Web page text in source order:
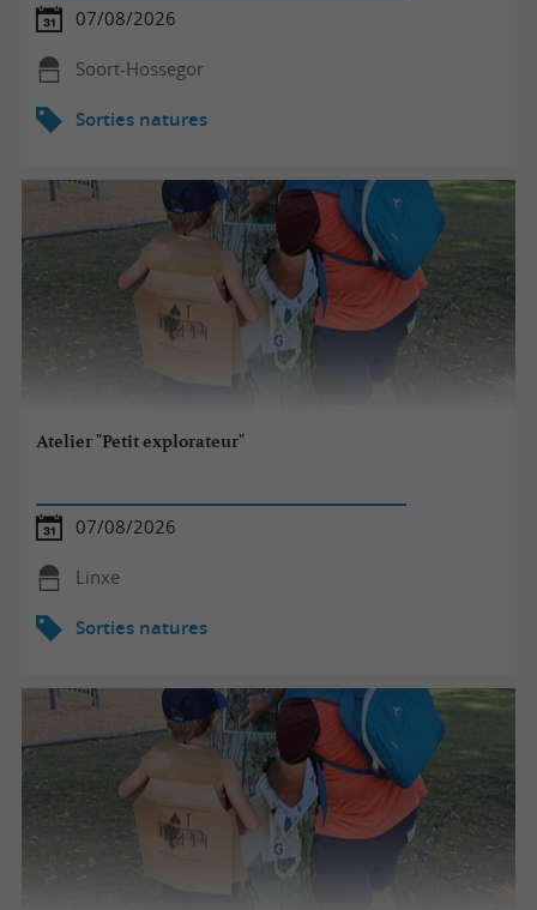
07/08/2026
Soort-Hossegor
Sorties natures
Atelier "Petit explorateur"
07/08/2026
Linxe
Sorties natures